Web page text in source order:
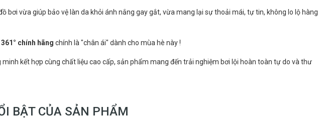
bơi vừa giúp bảo vệ làn da khỏi ánh nắng gay gắt, vừa mang lại sự thoải mái, tự tin, không lo lộ hàng
chính hãng chính là "chân ái" dành cho mùa hè này !
minh kết hợp cùng chất liệu cao cấp, sản phẩm mang đến trải nghiệm bơi lội hoàn toàn tự do và thư
BẬT CỦA SẢN PHẨM